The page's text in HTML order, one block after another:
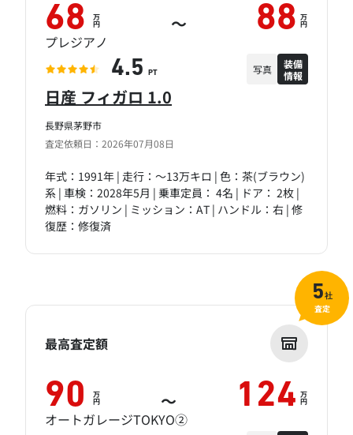
長野県茅野市
査定依頼日：2026年07月08日
日産 フィガロ 1.0
年式：1991年 | 走行：～13万キロ | 色：茶(ブラウン)
系 | 車検：2028年5月 | 乗車定員： 4名 | ドア： 2枚 |
燃料：ガソリン | ミッション：AT | ハンドル：右 | 修
復歴：修復済
68 万
円 ～ 88 万
円
プレジアノ
4.5 PT 写真
装備
情報
最高査定額
90 万
円 ～ 124 万
円
オートガレージTOKYO②
5社
査定